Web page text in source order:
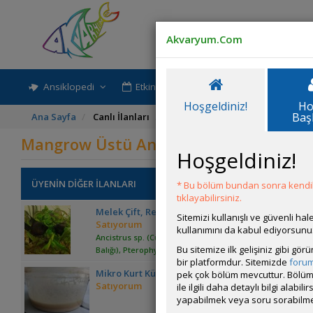
Ansiklopedi Etkinlik-Paylaşım
Ana Sayfa Canlı İlanları Mangrow Üstü Anubiaslar(yeni),
Mangrow Üstü Anubiaslar(yeni), Cüce
ÜYENİN DİĞER İLANLARI
Melek Çift, Red Cap Oranda Japon
Satıyorum
Ancistrus sp. (Cüce Vatoz - Boynuzlu Vatoz), Betta
Balığı), Pterophyllum scalare (Melek)
Mikro Kurt Kültürü, Kızılağaç Kozalağı
Satıyorum
Akvaryum.Com
Hoşgeldiniz!
Hoşgeldiniz!
* Bu bölüm bundan sonra
tıklayabilirsiniz.
Sitemizi kullanışlı ve güvenli
kullanımını da kabul
Bu sitemize ilk gelişiniz gibi
bir platformdur. Sitemizde
pek çok bölüm mevcuttur.
ile ilgili daha detaylı bilgi
yapabilmek veya soru